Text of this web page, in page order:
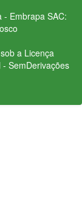
- Embrapa SAC:
a Licença
SemDerivações